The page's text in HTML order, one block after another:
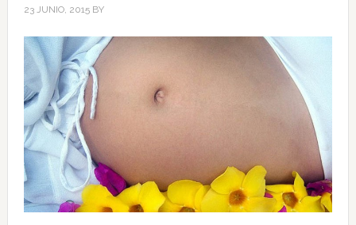
23 JUNIO, 2015BY